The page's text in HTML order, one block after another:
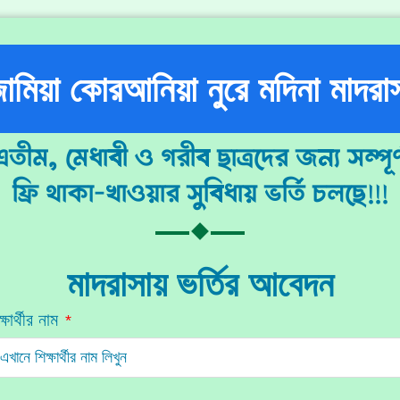
কোরআনিয়া নুরে মদিনা
মেধাবী ও গরীব ছাত্রদের জন্য
ফ্রি থাকা-খাওয়ার সুবিধায় ভর্তি চলছে!!!
মাদরাসায় ভর্তির আবেদন
নাম